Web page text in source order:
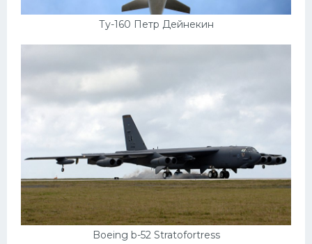
Ту-160 Петр Дейнекин
Boeing b-52 Stratofortress